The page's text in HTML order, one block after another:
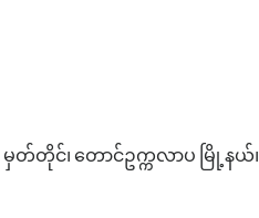
မှတ်တိုင်၊ တောင်ဥက္ကလာပ မြို့နယ်၊